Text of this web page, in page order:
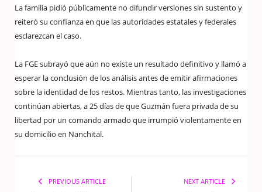
La familia pidió públicamente no difundir versiones sin sustento y
reiteró su confianza en que las autoridades estatales y federales
esclarezcan el caso.
La FGE subrayó que aún no existe un resultado definitivo y llamó a
esperar la conclusión de los análisis antes de emitir afirmaciones
sobre la identidad de los restos. Mientras tanto, las investigaciones
continúan abiertas, a 25 días de que Guzmán fuera privada de su
libertad por un comando armado que irrumpió violentamente en
su domicilio en Nanchital.
PREVIOUS ARTICLE NEXT ARTICLE